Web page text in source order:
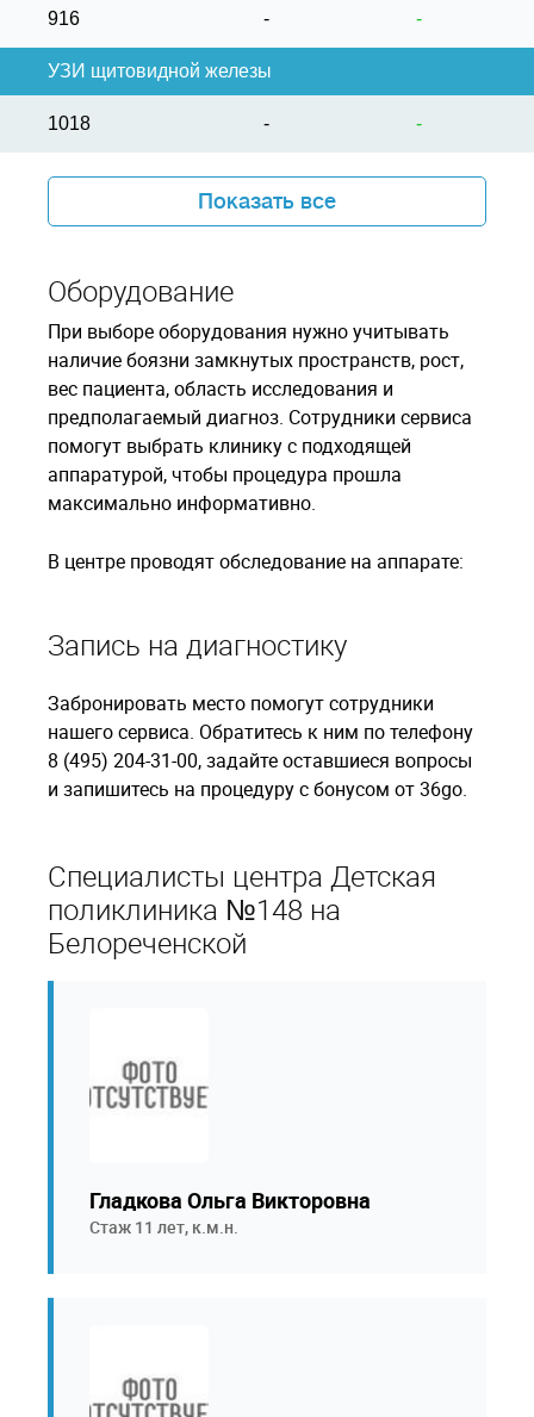
916 - -
УЗИ щитовидной железы
1018 - -
Показать все
Оборудование
При выборе оборудования нужно учитывать
наличие боязни замкнутых пространств, рост,
вес пациента, область исследования и
предполагаемый диагноз. Сотрудники сервиса
помогут выбрать клинику с подходящей
аппаратурой, чтобы процедура прошла
максимально информативно.
В центре проводят обследование на аппарате:
Запись на диагностику
Забронировать место помогут сотрудники
нашего сервиса. Обратитесь к ним по телефону
8 (495) 204-31-00, задайте оставшиеся вопросы
и запишитесь на процедуру с бонусом от 36go.
Специалисты центра Детская
поликлиника №148 на
Белореченской
Гладкова Ольга Викторовна
Стаж 11 лет, к.м.н.